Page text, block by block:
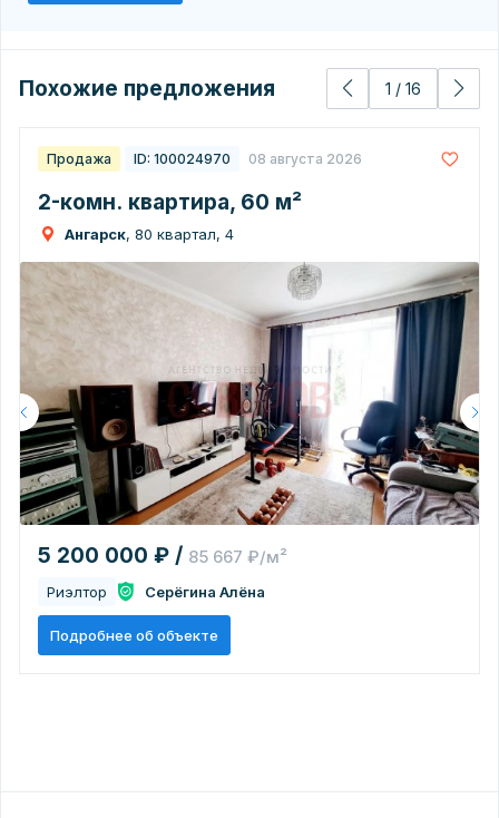
Похожие предложения 1 / 16
Продажа ID: 100024970 08 августа 2026
2-комн. квартира, 60 м²
Ангарск, 80 квартал, 4
5 200 000 ₽ / 85 667 ₽/м²
Риэлтор Серёгина Алёна
Подробнее об объекте